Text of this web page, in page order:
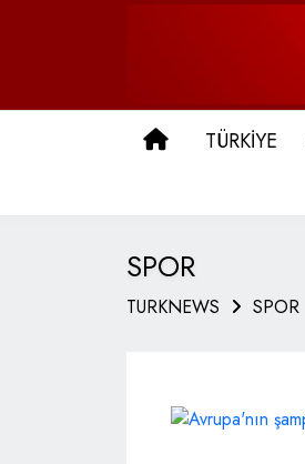
ANA SAYFA
TÜRKİYE
SPOR
TURKNEWS SPOR